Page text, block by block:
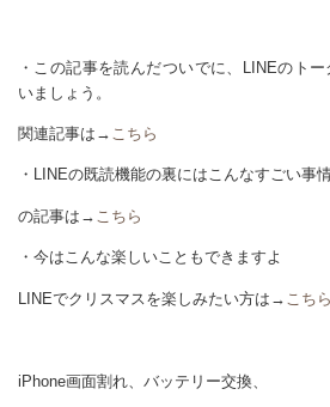
・この記事を読んだついでに、LINEのト
いましょう。
関連記事は→ こちら
・LINEの既読機能の裏にはこんなすごい事
の記事は→ こちら
・今はこんな楽しいこともできますよ
LINEでクリスマスを楽しみたい方は→ こちら
iPhone画面割れ、バッテリー交換、